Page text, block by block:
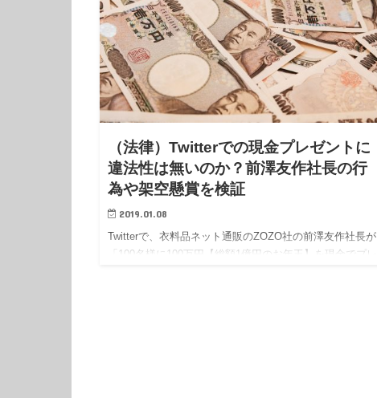
（法律）Twitterでの現金プレゼントに
違法性は無いのか？前澤友作社長の行
為や架空懸賞を検証
2019.01.08
Twitterで、衣料品ネット通販のZOZO社の前澤友作社長が
「100名様に100万円【総額1億円のお年玉】を現金でプレ